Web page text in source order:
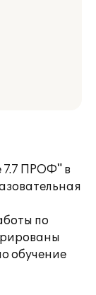
7.7 ПРОФ" в
по
обучение